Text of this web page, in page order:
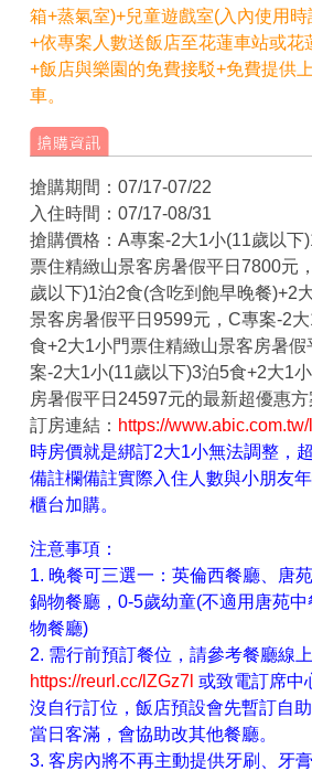
箱+蒸氣室)+兒童遊戲室(入內使用
+依專案人數送飯店至花蓮車站或花
+飯店與樂園的免費接駁+免費提供
車。
搶購期間：07/17-07/22
入住時間：07/17-08/31
搶購價格：A專案-2大1小(11歲以下
票住精緻山景客房暑假平日7800元
歲以下)1泊2食(含吃到飽早晚餐)+2
景客房暑假平日9599元，C專案-2
食+2大1小門票住精緻山景客房暑
案-2大1小(11歲以下)3泊5食+2大1
房暑假平日24597元的最新超優惠方
訂房連結： https://
時房價就是綁訂2大1小無法調整，
備註欄備註實際入住人數與小朋友
櫃台加購。
注意事項：
1. 晚餐可三選一：英倫西餐廳、唐
鍋物餐廳，0-5歲幼童(不適用唐苑
物餐廳)
2. 需行前預訂餐位，請參考餐廳線
https://reurl.cc/lZGz7l 或致電訂席中
沒自行訂位，飯店預設會先暫訂自
當日客滿，會協助改其他餐廳。
3. 客房內將不再主動提供牙刷、牙